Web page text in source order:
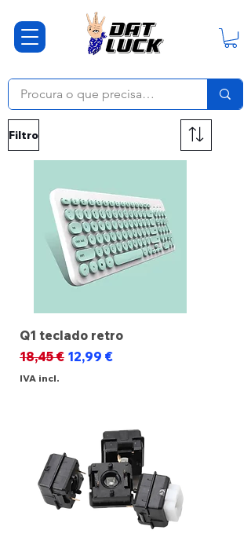
Filtro
Q1 teclado retro
Preço normal
18,45 € Preço promocional
12,99 €
IVA incl.